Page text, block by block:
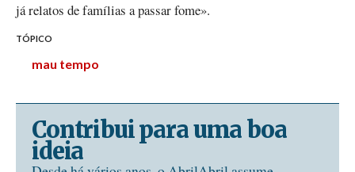
já relatos de famílias a passar fome».
TÓPICO
mau tempo
Contribui para uma boa
ideia